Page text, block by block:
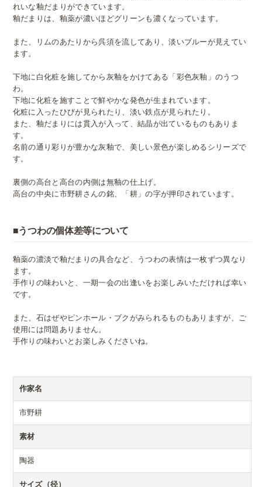
れいな釉だまりができています。
釉だまりは、釉薬が濃いほどグリーンも濃くなっています。
また、リムのあたりから呉須を流してあり、淡いブルーが見えてい
ます。
下地に白化粧を施してから灰釉をかけてある「彩色灰釉」のうつ
わ。
下地に化粧を施すことで鮮やかな発色が生まれています。
化粧に入ったひびが見られたり、淡い鉄点が見られたり。
また、釉だまりには貫入が入って、結晶が出ているものもありま
す。
名前の通り彩りが豊かな灰釉で、美しい景色が楽しめるシリーズで
す。
裏側の高台と高台の内側は無釉の仕上げ。
高台の中央に市野耕さんの銘、「耕」の字が押印されています。
■うつわの個体差等について
釉薬の濃淡で釉だまりの具合など、うつわの表情は一枚ずつ異なり
ます。
手作りの味わいと、一期一会の出逢いをお楽しみいただければ幸い
です。
また、石はぜやピンホール・ブクがみられるものもありますが、ご
使用には問題ありません。
手作りの味わいとお楽しみくださいね。
作家名
市野耕
素材
陶器
サイズ（径）